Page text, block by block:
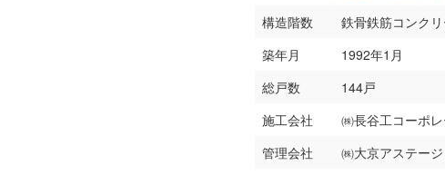
構造階数
鉄骨鉄筋コンク
築年月
1992年1月
総戸数
144戸
施工会社
㈱長谷工コーポ
管理会社
㈱大京アステージ